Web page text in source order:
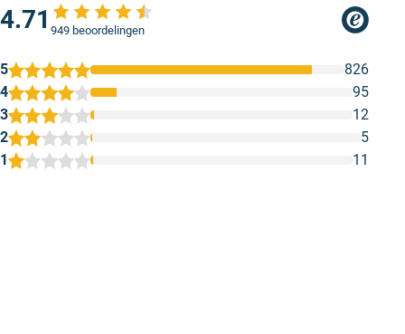
4.71 949 beoordelingen
1 11
2 5
3 12
4 95
5 826